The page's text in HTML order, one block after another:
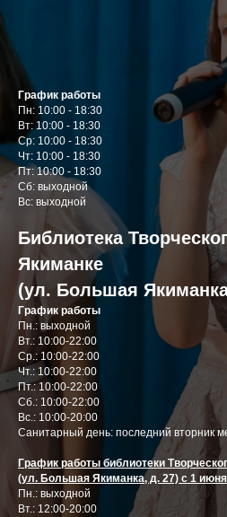
График работы
Пн: 10:00 - 18:30
Вт: 10:00 - 18:30
Ср: 10:00 - 18:30
Чт: 10:00 - 18:30
Пт: 10:00 - 18:30
Сб: выходной
Вс: выходной
Библиотека
Якиманке
(ул. Большая
График работы
Пн.: выходной
Вт.: 10:00-22:00
Ср.: 10:00-22:00
Чт.: 10:00-22:00
Пт.: 10:00-22:00
Сб.: 10:00-22:00
Вс.: 10:00-20:00
Cанитарный день: последний вторник
График работы библиотеки
(ул. Большая Якиманка, д. 27) с 1 июня
Пн.: выходной
Вт.: 12:00-20:00